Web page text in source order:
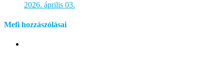
2026. április 03.
Mefi hozzászólásai